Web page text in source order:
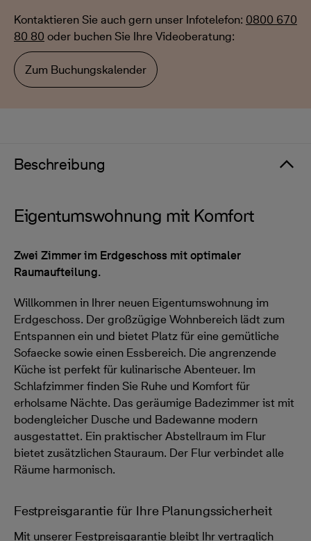
Kontaktieren Sie auch gern unser Infotelefon: 0800 670
80 80 oder buchen Sie Ihre Videoberatung:
Zum Buchungskalender
Beschreibung
Eigentumswohnung mit Komfort
Zwei Zimmer im Erdgeschoss mit optimaler
Raumaufteilung.
Willkommen in Ihrer neuen Eigentumswohnung im
Erdgeschoss. Der großzügige Wohnbereich lädt zum
Entspannen ein und bietet Platz für eine gemütliche
Sofaecke sowie einen Essbereich. Die angrenzende
Küche ist perfekt für kulinarische Abenteuer. Im
Schlafzimmer finden Sie Ruhe und Komfort für
erholsame Nächte. Das geräumige Badezimmer ist mit
bodengleicher Dusche und Badewanne modern
ausgestattet. Ein praktischer Abstellraum im Flur
bietet zusätzlichen Stauraum. Der Flur verbindet alle
Räume harmonisch.
Festpreisgarantie für Ihre Planungssicherheit
Mit unserer Festpreisgarantie bleibt Ihr vertraglich